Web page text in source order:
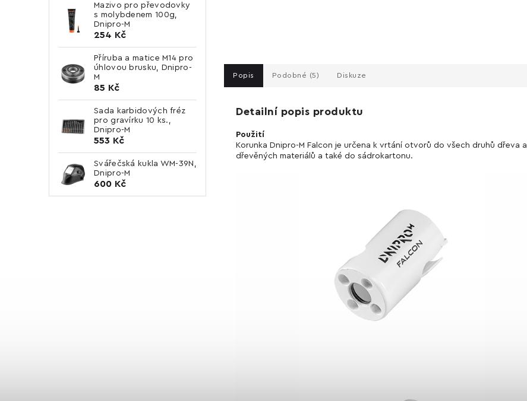
Mazivo pro převodovky
s molybdenem 100g,
Dnipro-M
254 Kč
Příruba a matice M14 pro
úhlovou brusku, Dnipro-
M
85 Kč
Sada karbidových fréz
pro gravírku 10 ks.,
Dnipro-M
553 Kč
Svářečská kukla WM-39N,
Dnipro-M
600 Kč
Popis Podobné (5) Diskuze
Detailní popis produktu
Použití
Korunka Dnipro-M Falcon je určena k vrtání otvorů do všech druhů dřeva a
dřevěných materiálů a také do sádrokartonu.